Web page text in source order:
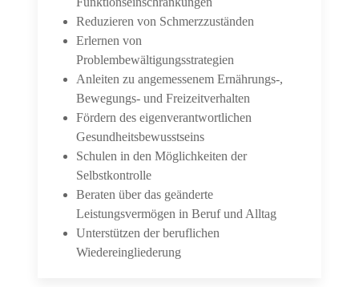
Reduzieren von Schmerzzuständen
Erlernen von
Problembewältigungsstrategien
Anleiten zu angemessenem Ernährungs-,
Bewegungs- und Freizeitverhalten
Fördern des eigenverantwortlichen
Gesundheitsbewusstseins
Schulen in den Möglichkeiten der
Selbstkontrolle
Beraten über das geänderte
Leistungsvermögen in Beruf und Alltag
Unterstützen der beruflichen
Wiedereingliederung